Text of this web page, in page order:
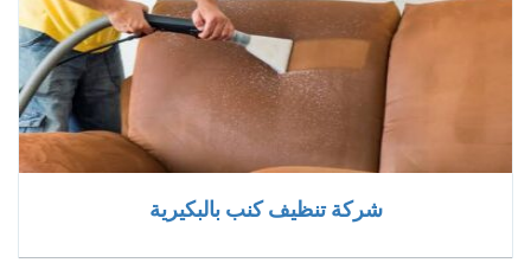
شركة تنظيف كنب بالبكيرية